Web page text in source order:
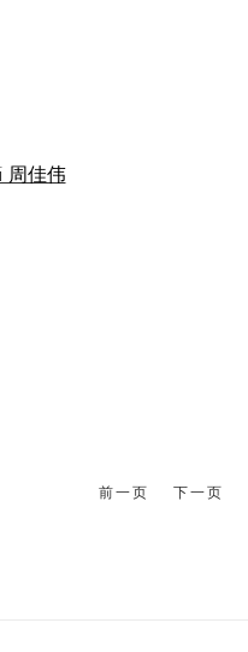
image in a popup:
前一页 下一页